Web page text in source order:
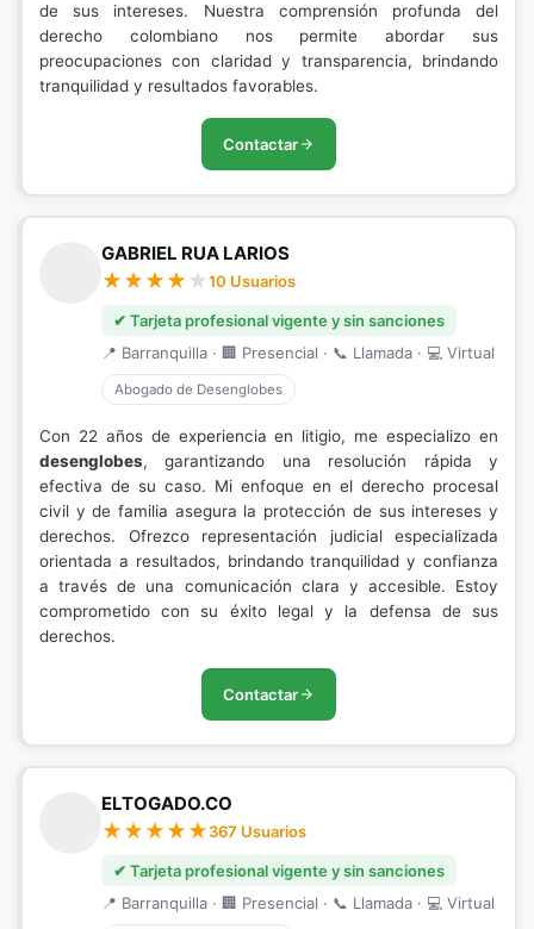
de sus intereses. Nuestra comprensión profunda del
derecho colombiano nos permite abordar sus
preocupaciones con claridad y transparencia, brindando
tranquilidad y resultados favorables.
Contactar
GABRIEL RUA LARIOS
10 Usuarios
✔ Tarjeta profesional vigente y sin sanciones
📍 Barranquilla · 🏢 Presencial · 📞 Llamada · 💻 Virtual
Abogado de Desenglobes
Con 22 años de experiencia en litigio, me especializo en
desenglobes, garantizando una resolución rápida y
efectiva de su caso. Mi enfoque en el derecho procesal
civil y de familia asegura la protección de sus intereses y
derechos. Ofrezco representación judicial especializada
orientada a resultados, brindando tranquilidad y confianza
a través de una comunicación clara y accesible. Estoy
comprometido con su éxito legal y la defensa de sus
derechos.
Contactar
ELTOGADO.CO
367 Usuarios
✔ Tarjeta profesional vigente y sin sanciones
📍 Barranquilla · 🏢 Presencial · 📞 Llamada · 💻 Virtual